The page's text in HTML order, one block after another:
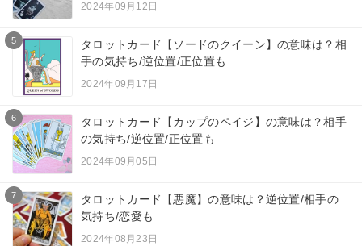
2024年09月12日
5
タロットカード【ソードのクイーン】の意味は？相
手の気持ち/逆位置/正位置も
2024年09月17日
6
タロットカード【カップのペイジ】の意味は？相手
の気持ち/逆位置/正位置も
2024年09月05日
7
タロットカード【悪魔】の意味は？逆位置/相手の
気持ち/恋愛も
2024年08月23日